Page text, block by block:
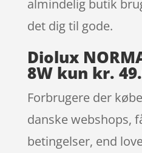
almindelig butik
det dig til gode.
Diolux
8W kun kr.
Forbrugere der
danske webshops,
betingelser, end